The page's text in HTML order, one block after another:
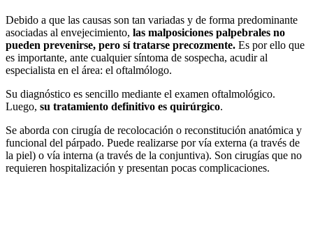
Debido a que las causas son tan variadas y de forma predominante
asociadas al envejecimiento, las malposiciones palpebrales no
pueden prevenirse, pero sí tratarse precozmente. Es por ello que
es importante, ante cualquier síntoma de sospecha, acudir al
especialista en el área: el oftalmólogo.
Su diagnóstico es sencillo mediante el examen oftalmológico.
Luego, su tratamiento definitivo es quirúrgico.
Se aborda con cirugía de recolocación o reconstitución anatómica y
funcional del párpado. Puede realizarse por vía externa (a través de
la piel) o vía interna (a través de la conjuntiva). Son cirugías que no
requieren hospitalización y presentan pocas complicaciones.